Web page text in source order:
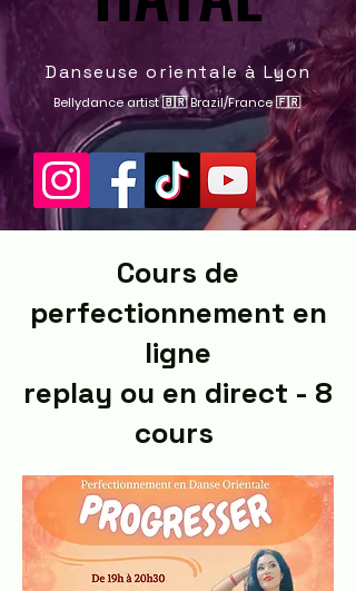
Danseuse orientale à Lyon
Bellydance artist 🇧🇷 Brazil/France 🇫🇷
Cours de
perfectionnement en
ligne
replay ou en direct - 8
cours